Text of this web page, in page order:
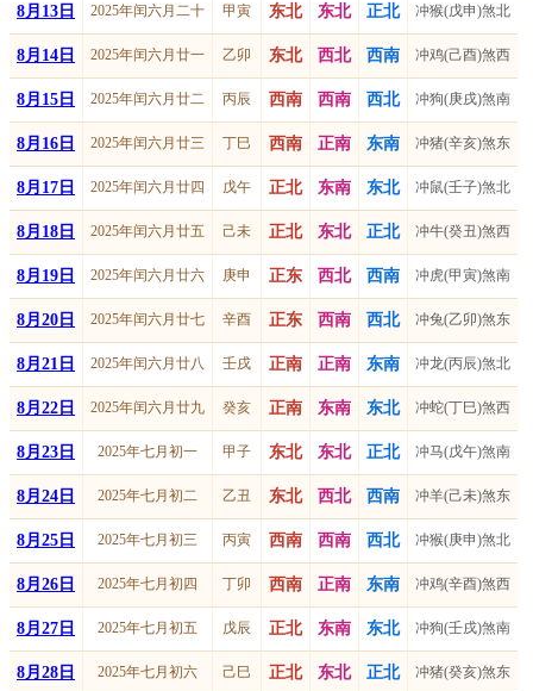
8月13日 2025年闰六月二十 甲寅 东北 东北 正北 冲猴(戊申)煞北
8月14日 2025年闰六月廿一 乙卯 东北 西北 西南 冲鸡(己酉)煞西
8月15日 2025年闰六月廿二 丙辰 西南 西南 西北 冲狗(庚戌)煞南
8月16日 2025年闰六月廿三 丁巳 西南 正南 东南 冲猪(辛亥)煞东
8月17日 2025年闰六月廿四 戊午 正北 东南 东北 冲鼠(壬子)煞北
8月18日 2025年闰六月廿五 己未 正北 东北 正北 冲牛(癸丑)煞西
8月19日 2025年闰六月廿六 庚申 正东 西北 西南 冲虎(甲寅)煞南
8月20日 2025年闰六月廿七 辛酉 正东 西南 西北 冲兔(乙卯)煞东
8月21日 2025年闰六月廿八 壬戌 正南 正南 东南 冲龙(丙辰)煞北
8月22日 2025年闰六月廿九 癸亥 正南 东南 东北 冲蛇(丁巳)煞西
8月23日 2025年七月初一 甲子 东北 东北 正北 冲马(戊午)煞南
8月24日 2025年七月初二 乙丑 东北 西北 西南 冲羊(己未)煞东
8月25日 2025年七月初三 丙寅 西南 西南 西北 冲猴(庚申)煞北
8月26日 2025年七月初四 丁卯 西南 正南 东南 冲鸡(辛酉)煞西
8月27日 2025年七月初五 戊辰 正北 东南 东北 冲狗(壬戌)煞南
8月28日 2025年七月初六 己巳 正北 东北 正北 冲猪(癸亥)煞东